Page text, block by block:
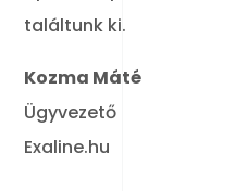
találtunk ki.
Kozma Máté
Ügyvezető
Exaline.hu